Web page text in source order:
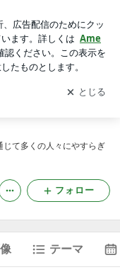
を受け取りまし
開く
じて多くの人々にやすらぎ
フォロー
テーマ